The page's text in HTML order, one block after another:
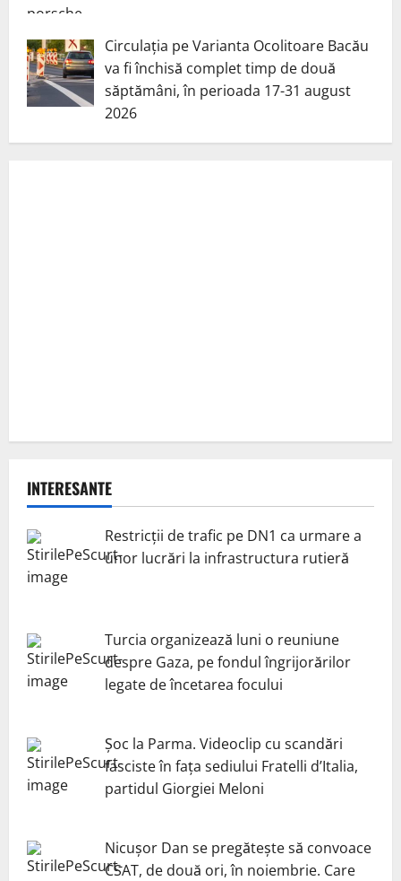
Circulația pe Varianta Ocolitoare Bacău
va fi închisă complet timp de două
săptămâni, în perioada 17-31 august
2026
INTERESANTE
Restricții de trafic pe DN1 ca urmare a
unor lucrări la infrastructura rutieră
Turcia organizează luni o reuniune
despre Gaza, pe fondul îngrijorărilor
legate de încetarea focului
Șoc la Parma. Videoclip cu scandări
fasciste în fața sediului Fratelli d’Italia,
partidul Giorgiei Meloni
Nicuşor Dan se pregăteşte să convoace
CSAT, de două ori, în noiembrie. Care